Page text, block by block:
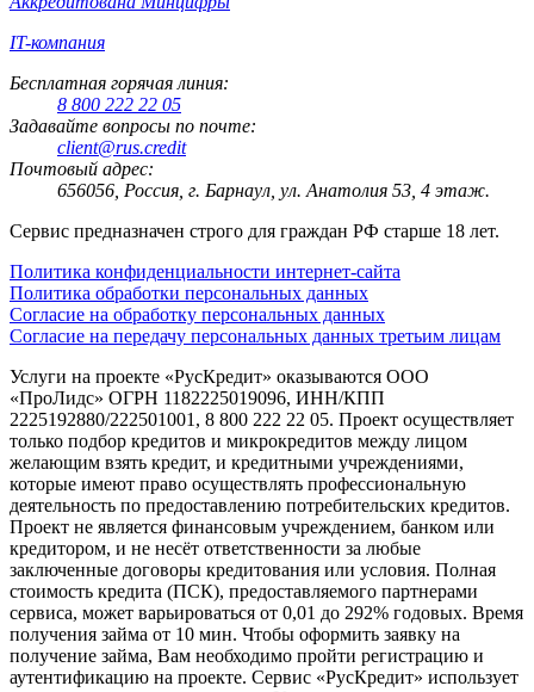
IT-компания
Бесплатная горячая линия:
8 800 222 22 05
Задавайте вопросы по почте:
client@rus.credit
Почтовый адрес:
656056, Россия, г. Барнаул, ул. Анатолия 53, 4 этаж.
Сервис предназначен строго для граждан РФ старше 18 лет.
Политика конфиденциальности интернет-сайта
Политика обработки персональных данных
Согласие на обработку персональных данных
Согласие на передачу персональных данных третьим лицам
Услуги на проекте «РусКредит» оказываются ООО
«ПроЛидс» ОГРН 1182225019096, ИНН/КПП
2225192880/222501001, 8 800 222 22 05. Проект осуществляет
только подбор кредитов и микрокредитов между лицом
желающим взять кредит, и кредитными учреждениями,
которые имеют право осуществлять профессиональную
деятельность по предоставлению потребительских кредитов.
Проект не является финансовым учреждением, банком или
кредитором, и не несёт ответственности за любые
заключенные договоры кредитования или условия. Полная
стоимость кредита (ПСК), предоставляемого партнерами
сервиса, может варьироваться от 0,01 до 292% годовых. Время
получения займа от 10 мин. Чтобы оформить заявку на
получение займа, Вам необходимо пройти регистрацию и
аутентификацию на проекте. Сервис «РусКредит» использует